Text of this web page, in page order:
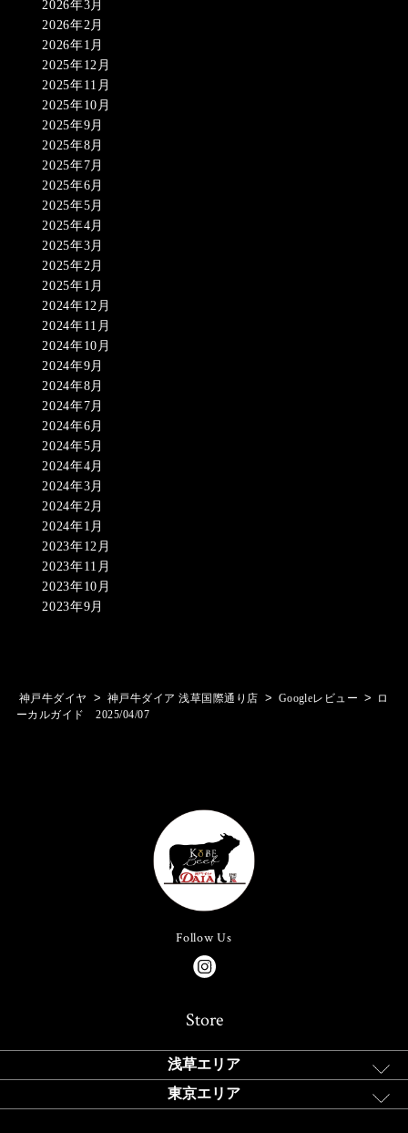
2026年3月
2026年2月
2026年1月
2025年12月
2025年11月
2025年10月
2025年9月
2025年8月
2025年7月
2025年6月
2025年5月
2025年4月
2025年3月
2025年2月
2025年1月
2024年12月
2024年11月
2024年10月
2024年9月
2024年8月
2024年7月
2024年6月
2024年5月
2024年4月
2024年3月
2024年2月
2024年1月
2023年12月
2023年11月
2023年10月
2023年9月
神戸牛ダイヤ > 神戸牛ダイア 浅草国際通り店 > Googleレビュー >
ロ
ーカルガイド 2025/04/07
Follow Us
Store
浅草エリア
東京エリア